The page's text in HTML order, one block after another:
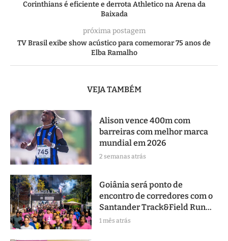
Corinthians é eficiente e derrota Athletico na Arena da
Baixada
próxima postagem
TV Brasil exibe show acústico para comemorar 75 anos de
Elba Ramalho
VEJA TAMBÉM
Alison vence 400m com
barreiras com melhor marca
mundial em 2026
2 semanas atrás
Goiânia será ponto de
encontro de corredores com o
Santander Track&Field Run...
1 mês atrás